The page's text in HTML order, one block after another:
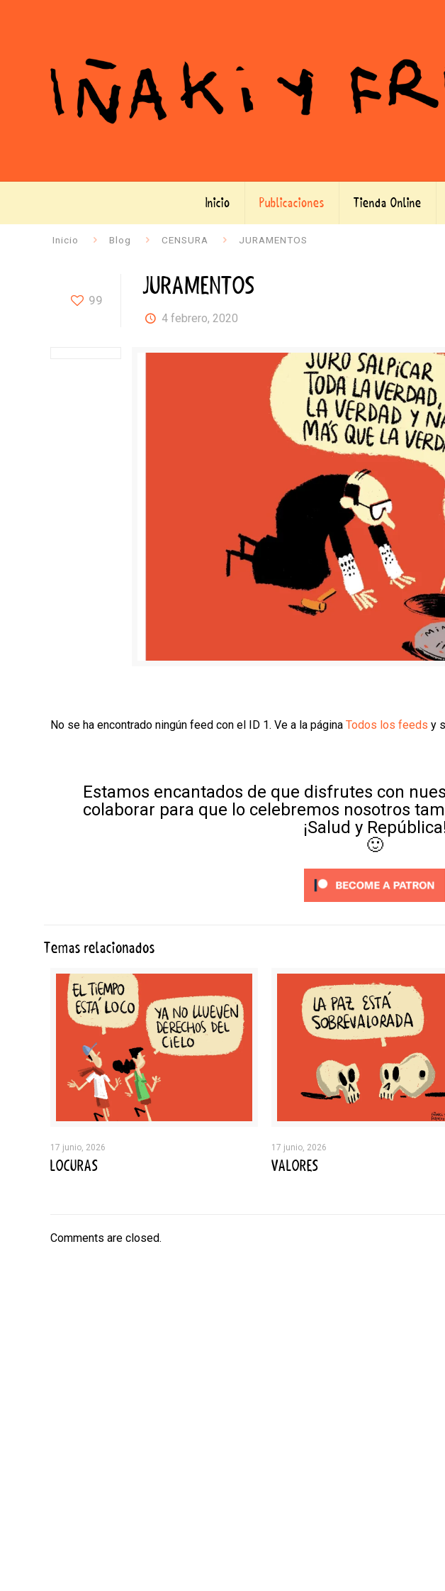
Inicio Publicaciones Tienda Online
Inicio Blog CENSURA JURAMENTOS
99 JURAMENTOS
4 febrero, 2020
No se ha encontrado ningún feed con el ID 1. Ve a la páginaTodos los feeds y
Estamos encantados de que disfrutes con
colaborar para que lo celebremos nosotros
¡Salud y
🙂
Temas relacionados
17 junio, 2026
LOCURAS
17 junio, 2026
VALORES
Comments are closed.